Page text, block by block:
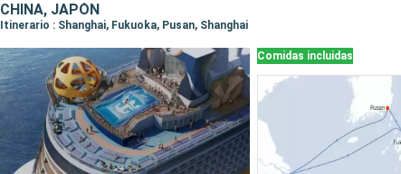
CHINA, JAPÓN
Itinerario : Shanghai, Fukuoka, Pusan, Shanghai
Comidas incluidas